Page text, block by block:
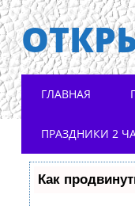
Main
ГЛАВНАЯ
ПРАЗДНИКИ 2
Как